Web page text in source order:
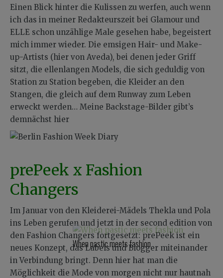
When pastic meets fashion
Einen Blick hinter die Kulissen zu werfen, auch wenn
ich das in meiner Redakteurszeit bei Glamour und
ELLE schon unzählige Male gesehen habe, begeistert
mich immer wieder. Die emsigen Hair- und Make-
up-Artists (hier von Aveda), bei denen jeder Griff
sitzt, die ellenlangen Models, die sich geduldig von
Station zu Station begeben, die Kleider an den
Stangen, die gleich auf dem Runway zum Leben
erweckt werden… Meine Backstage-Bilder gibt’s
demnächst hier
prePeek x Fashion
Changers
Im Januar von den Kleiderei-Mädels Thekla und Pola
ins Leben gerufen und jetzt in der second edition von
den Fashion Changers fortgesetzt: prePeek ist ein
neues Konzept, das Labels und Blogger miteinander
in Verbindung bringt. Denn hier hat man die
Möglichkeit die Mode von morgen nicht nur hautnah